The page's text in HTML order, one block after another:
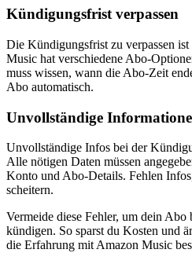
Kündigungsfrist verpassen
Die Kündigungsfrist zu verpassen
Music hat verschiedene Abo-
muss wissen, wann die Abo-Zeit
Abo automatisch.
Unvollständige
Unvollständige Infos bei der
Alle nötigen Daten müssen
Konto und Abo-Details. Fehlen
scheitern.
Vermeide diese Fehler, um dein
kündigen. So sparst du Kosten und
die Erfahrung mit Amazon Music